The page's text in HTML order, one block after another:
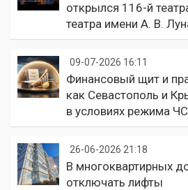
открылся 116-й
театра имени А. В.
09-07-2026 16:11
Финансовый щит и
как Севастополь и
в условиях режима ЧС
26-06-2026 21:18
В многоквартирных
отключать лифты